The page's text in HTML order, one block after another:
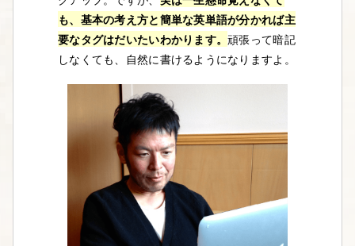
も、基本の考え方と簡単な英単語が分かれば主
要なタグはだいたいわかります。頑張って暗記
しなくても、自然に書けるようになりますよ。